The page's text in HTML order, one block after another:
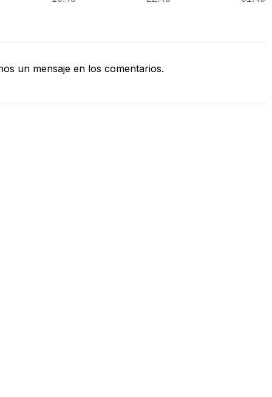
un mensaje en los comentarios.